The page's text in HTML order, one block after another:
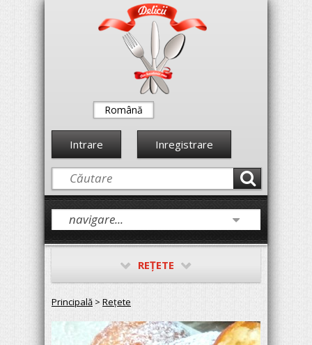
Română
Intrare Inregistrare
REŢETE
Principală > Reţete